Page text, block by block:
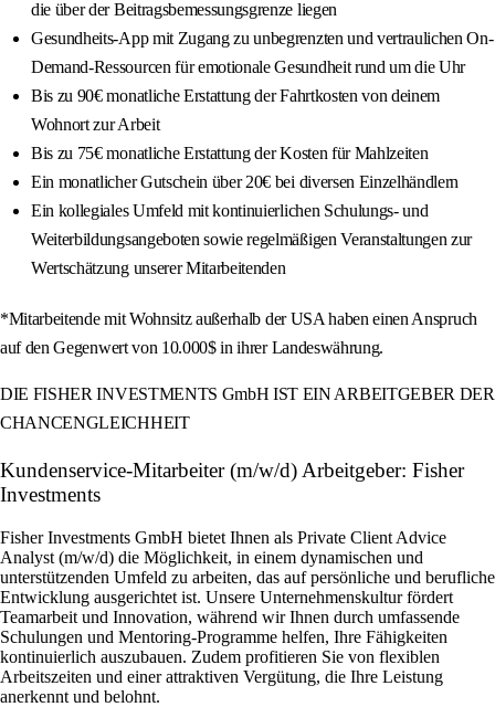
die über der Beitragsbemessungsgrenze liegen
Gesundheits-App mit Zugang zu unbegrenzten und vertraulichen On-
Demand-Ressourcen für emotionale Gesundheit rund um die Uhr
Bis zu 90€ monatliche Erstattung der Fahrtkosten von deinem
Wohnort zur Arbeit
Bis zu 75€ monatliche Erstattung der Kosten für Mahlzeiten
Ein monatlicher Gutschein über 20€ bei diversen Einzelhändlern
Ein kollegiales Umfeld mit kontinuierlichen Schulungs- und
Weiterbildungsangeboten sowie regelmäßigen Veranstaltungen zur
Wertschätzung unserer Mitarbeitenden
*Mitarbeitende mit Wohnsitz außerhalb der USA haben einen Anspruch
auf den Gegenwert von 10.000$ in ihrer Landeswährung.
DIE FISHER INVESTMENTS GmbH IST EIN ARBEITGEBER DER
CHANCENGLEICHHEIT
Kundenservice-Mitarbeiter (m/w/d) Arbeitgeber: Fisher
Investments
Fisher Investments GmbH bietet Ihnen als Private Client Advice
Analyst (m/w/d) die Möglichkeit, in einem dynamischen und
unterstützenden Umfeld zu arbeiten, das auf persönliche und berufliche
Entwicklung ausgerichtet ist. Unsere Unternehmenskultur fördert
Teamarbeit und Innovation, während wir Ihnen durch umfassende
Schulungen und Mentoring-Programme helfen, Ihre Fähigkeiten
kontinuierlich auszubauen. Zudem profitieren Sie von flexiblen
Arbeitszeiten und einer attraktiven Vergütung, die Ihre Leistung
anerkennt und belohnt.